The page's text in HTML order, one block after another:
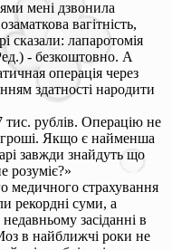
мені дзвонила
вагітність,
сказали: лапаротомія
- безкоштовно. А
операція через
здатності народити
тис. рублів. Операцію не
Якщо є найменша
завжди знайдуть що
розуміє?»
медичного страхування
рекордні суми, а
засіданні в
в найближчі роки не